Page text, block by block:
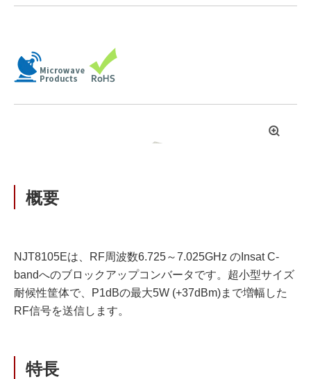
拡
概要
NJT8105Eは、RF周波数6.725～7.025GHz のInsat C-
bandへのブロックアップコンバータです。超小型サイズ
耐候性筐体で、P1dBの最大5W (+37dBm)まで増幅した
RF信号を送信します。
特長